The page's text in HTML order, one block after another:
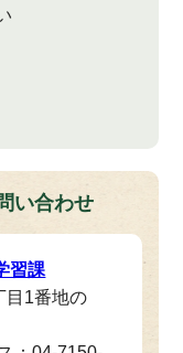
い合わせ
習課
1番地の